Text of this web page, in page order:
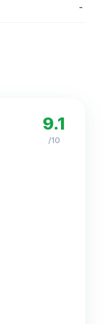
-
9.1
/10